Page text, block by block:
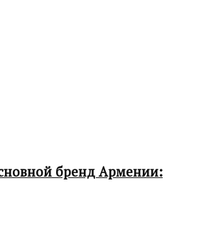
бренд Армении: